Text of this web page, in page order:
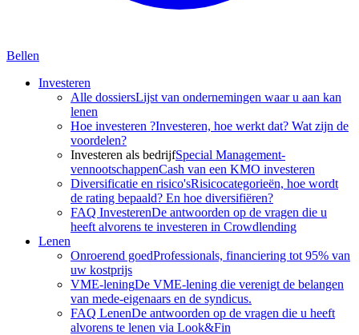
Bellen
Investeren
Alle dossiersLijst van ondernemingen waar u aan kan
lenen
Hoe investeren ?Investeren, hoe werkt dat? Wat zijn de
voordelen?
Investeren als bedrijfSpecial Management-
vennootschappenCash van een KMO investeren
Diversificatie en risico'sRisicocategorieën, hoe wordt
de rating bepaald? En hoe diversifiëren?
FAQ InvesterenDe antwoorden op de vragen die u
heeft alvorens te investeren in Crowdlending
Lenen
Onroerend goedProfessionals, financiering tot 95% van
uw kostprijs
VME-leningDe VME-lening die verenigt de belangen
van mede-eigenaars en de syndicus.
FAQ LenenDe antwoorden op de vragen die u heeft
alvorens te lenen via Look&Fin